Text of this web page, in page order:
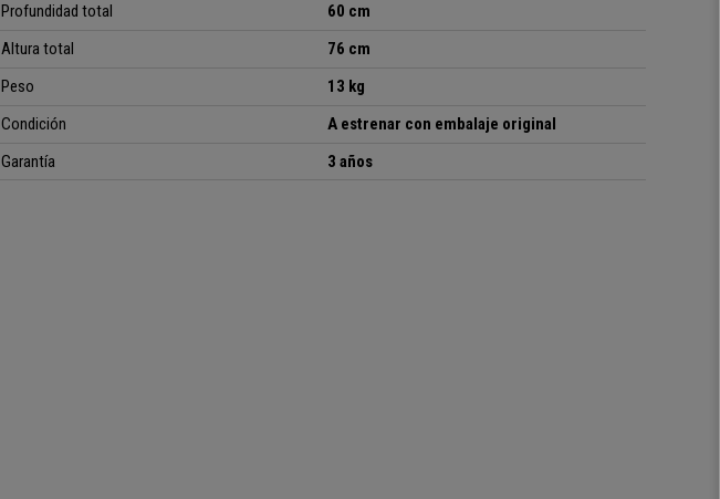
Profundidad total
60 cm
Altura total
76 cm
Peso
13 kg
Condición
A estrenar con embalaje original
Garantía
3 años